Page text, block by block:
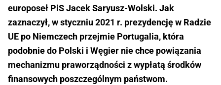
europoseł PiS Jacek Saryusz-Wolski. Jak
zaznaczył, w styczniu 2021 r. prezydencję w Radzie
UE po Niemczech przejmie Portugalia, która
podobnie do Polski i Węgier nie chce powiązania
mechanizmu praworządności z wypłatą środków
finansowych poszczególnym państwom.